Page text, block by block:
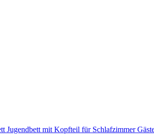
Jugendbett mit Kopfteil für Schlafzimmer